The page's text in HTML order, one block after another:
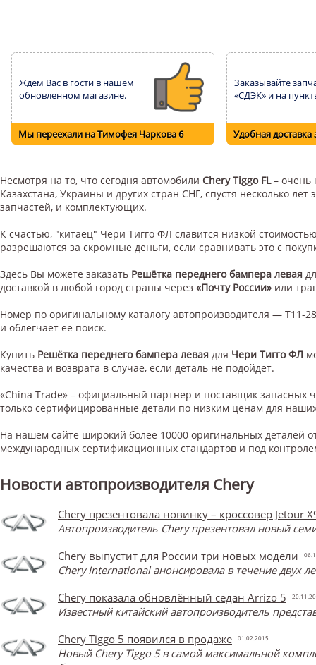
Ждем Вас в гости в нашем
обновленном магазине.
Мы переехали на Тимофея Чаркова 6
Заказывайте
«СДЭК» и на
Удобная доставка
Несмотря на то, что сегодня автомобили Chery Tiggo FL– очень
Казахстана, Украины и других стран СНГ, спустя несколько
запчастей, и комплектующих.
К счастью, "китаец" Чери Тигго ФЛ славится низкой
разрешаются за скромные деньги, если сравнивать это с
Здесь Вы можете заказать Решётка переднего бампера левая
доставкой в любой город страны через «Почту России» или
Номер по оригинальному каталогу автопроизводителя — T11-
и облегчает ее поиск.
Купить Решётка переднего бампера левая для Чери Тигго ФЛ
качества и возврата в случае, если деталь не подойдет.
«China Trade» – официальный партнер и поставщик запасных
только сертифицированные детали по низким ценам для
На нашем сайте широкий более 10000 оригинальных деталей
международных сертификационных стандартов и под
Новости автопроизводителя Chery
Chery презентовала новинку – кроссовер Jetour
Автопроизводитель Chery презентовал новый
Chery выпустит для России три новых модели
Chery International анонсировала в течение двух
Chery показала обновлённый седан Arrizo 5
Известный китайский автопроизводитель
Chery Tiggo 5 появился в продаже
01.02.2015
Новый Chery Tiggo 5 в самой максимальной